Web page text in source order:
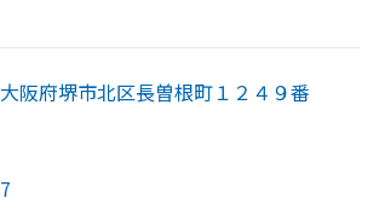
大阪府堺市北区長曽根町１２４９番